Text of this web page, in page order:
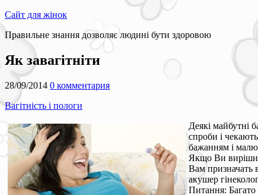
Сайт для жінок
Правильне знання дозволяє людині бути здоровою
Як завагітніти
28/09/2014 0 комментария
Вагітність і пологи
Деякі майбутні
спроби і
бажанням і
Якщо Ви
Вам призначать
акушер
Питання: Багато